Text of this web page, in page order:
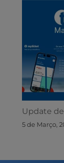
Update
5 de Março,